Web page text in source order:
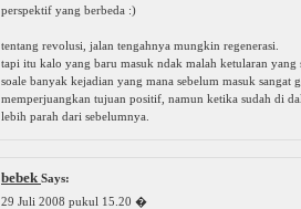
perspektif yang berbeda :)
tentang revolusi, jalan tengahnya mungkin regenerasi.
tapi itu kalo yang baru masuk ndak malah ketularan yang
soale banyak kejadian yang mana sebelum masuk sangat
memperjuangkan tujuan positif, namun ketika sudah di
lebih parah dari sebelumnya.
bebek Says:
29 Juli 2008 pukul 15.20 �